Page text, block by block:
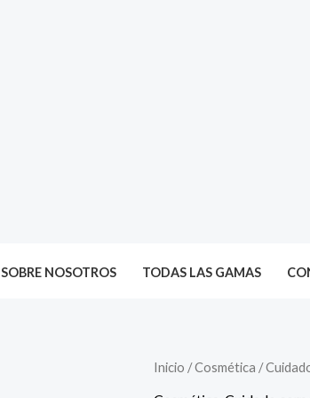
SOBRE NOSOTROS TODAS LAS GAMAS
Inicio /Cosmética /